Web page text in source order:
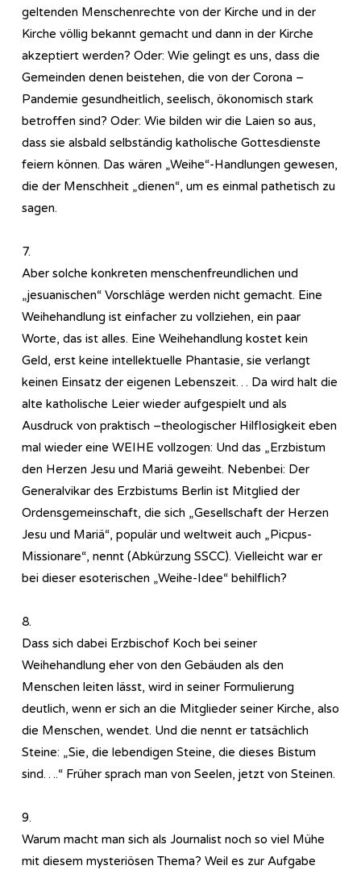
geltenden Menschenrechte von der Kirche und in der
Kirche völlig bekannt gemacht und dann in der Kirche
akzeptiert werden? Oder: Wie gelingt es uns, dass die
Gemeinden denen beistehen, die von der Corona –
Pandemie gesundheitlich, seelisch, ökonomisch stark
betroffen sind? Oder: Wie bilden wir die Laien so aus,
dass sie alsbald selbständig katholische Gottesdienste
feiern können. Das wären „Weihe“-Handlungen gewesen,
die der Menschheit „dienen“, um es einmal pathetisch zu
sagen.
7.
Aber solche konkreten menschenfreundlichen und
„jesuanischen“ Vorschläge werden nicht gemacht. Eine
Weihehandlung ist einfacher zu vollziehen, ein paar
Worte, das ist alles. Eine Weihehandlung kostet kein
Geld, erst keine intellektuelle Phantasie, sie verlangt
keinen Einsatz der eigenen Lebenszeit… Da wird halt die
alte katholische Leier wieder aufgespielt und als
Ausdruck von praktisch –theologischer Hilflosigkeit eben
mal wieder eine WEIHE vollzogen: Und das „Erzbistum
den Herzen Jesu und Mariä geweiht. Nebenbei: Der
Generalvikar des Erzbistums Berlin ist Mitglied der
Ordensgemeinschaft, die sich „Gesellschaft der Herzen
Jesu und Mariä“, populär und weltweit auch „Picpus-
Missionare“, nennt (Abkürzung SSCC). Vielleicht war er
bei dieser esoterischen „Weihe-Idee“ behilflich?
8.
Dass sich dabei Erzbischof Koch bei seiner
Weihehandlung eher von den Gebäuden als den
Menschen leiten lässt, wird in seiner Formulierung
deutlich, wenn er sich an die Mitglieder seiner Kirche, also
die Menschen, wendet. Und die nennt er tatsächlich
Steine: „Sie, die lebendigen Steine, die dieses Bistum
sind….“ Früher sprach man von Seelen, jetzt von Steinen.
9.
Warum macht man sich als Journalist noch so viel Mühe
mit diesem mysteriösen Thema? Weil es zur Aufgabe